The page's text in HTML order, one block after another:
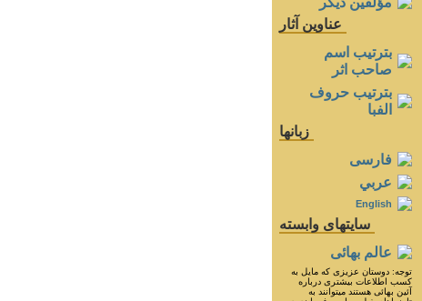
عناوين آثار
بترتيب اسم
صاحب اثر
بترتيب حروف
الفبا
زبانها
فارسی
عربي
English
سايتهای وابسته
عالم بهائی
توجه: دوستان عزيزى كه مايل به
كسب اطلاعات بيشترى درباره
آئين بهائى هستند ميتوانند به